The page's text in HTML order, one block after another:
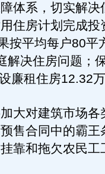
体系，切实解决
住房计划完成投
按平均每户80平
解决住房问题；
廉租住房12.32
对建筑市场各
售合同中的霸王
靠和拖欠农民工